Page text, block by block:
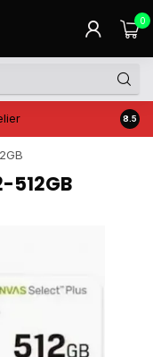
0
Prix
8.5
512GB